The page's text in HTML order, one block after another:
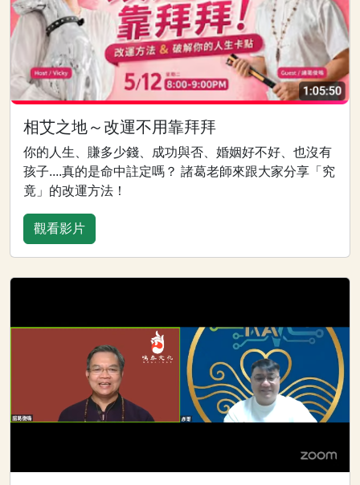
相艾之地～改運不用靠拜拜
你的人生、賺多少錢、成功與否、婚姻好不好、也沒有
孩子....真的是命中註定嗎？ 諸葛老師來跟大家分享「究
竟」的改運方法！
觀看影片